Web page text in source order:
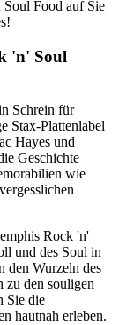
Food auf Sie
'n' Soul
Schrein für
Stax-Plattenlabel
Hayes und
Geschichte
wie
Rock 'n'
und des Soul in
den Wurzeln des
zu den souligen
Sie die
hautnah erleben.